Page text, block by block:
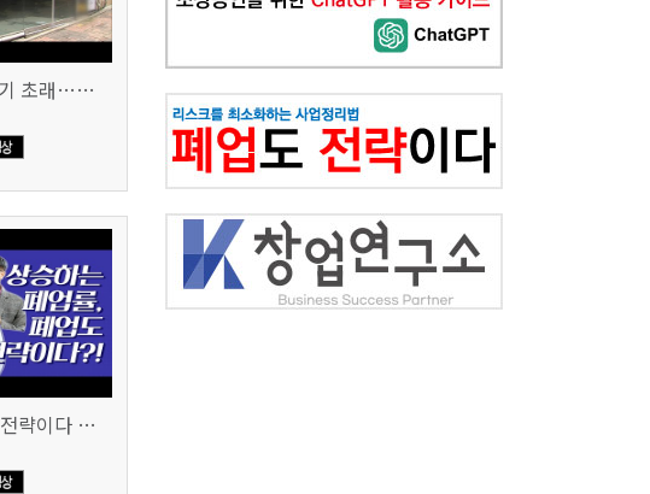
‘묻지마 창업’이 위기 초래…폐업도 준비 필요 (KBS뉴스)
[알유창업] 폐업도 전략이다 사업 정리 노트